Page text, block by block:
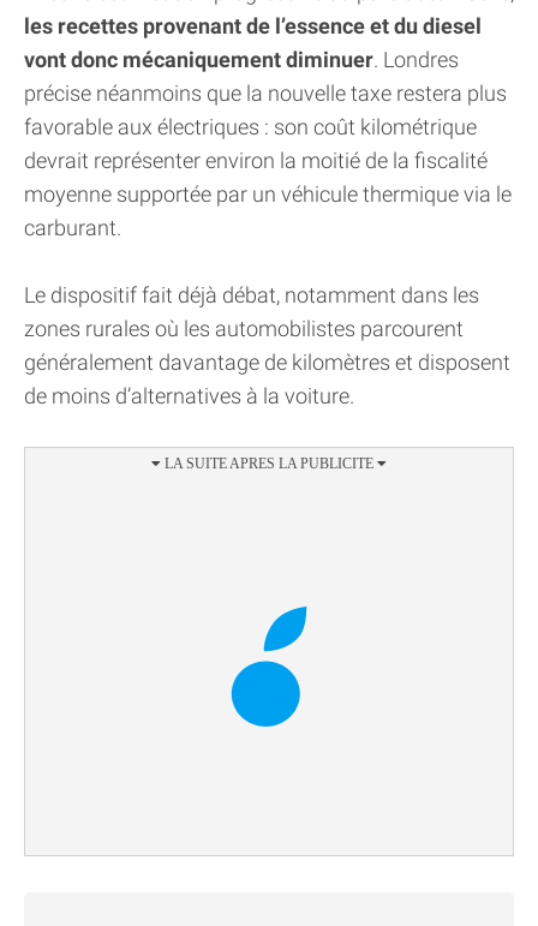
les recettes provenant de l’essence et du diesel
vont donc mécaniquement diminuer. Londres
précise néanmoins que la nouvelle taxe restera plus
favorable aux électriques : son coût kilométrique
devrait représenter environ la moitié de la fiscalité
moyenne supportée par un véhicule thermique via le
carburant.
Le dispositif fait déjà débat, notamment dans les
zones rurales où les automobilistes parcourent
généralement davantage de kilomètres et disposent
de moins d’alternatives à la voiture.